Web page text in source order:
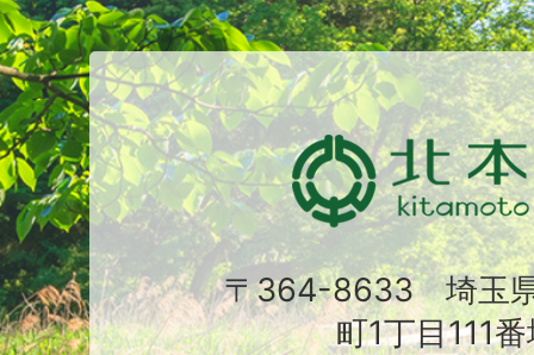
〒364-8633 埼玉
町1丁目111